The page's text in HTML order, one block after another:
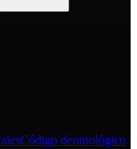
Código deontológico